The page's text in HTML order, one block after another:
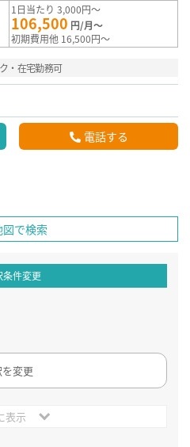
1日当たり 3,000円～
106,500 円/月～
初期費用他 16,500円～
・在宅勤務可
電話する
図で検索
条件変更
を変更
表示